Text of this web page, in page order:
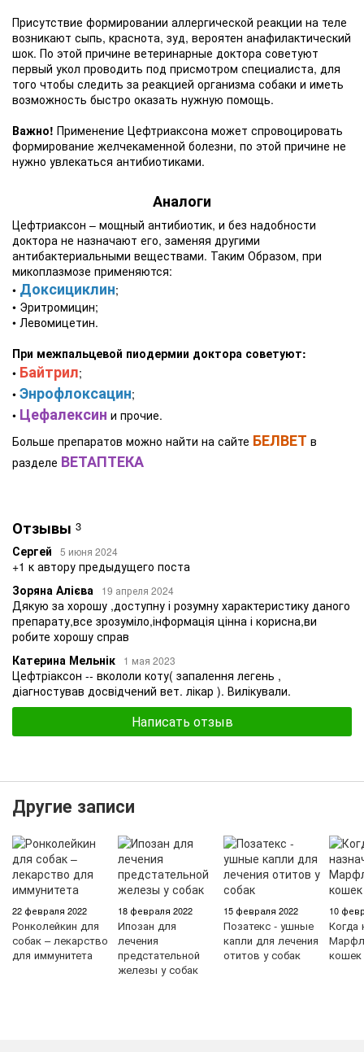
Присутствие формировании аллергической реакции на теле
возникают сыпь, краснота, зуд, вероятен анафилактический
шок. По этой причине ветеринарные доктора советуют
первый укол проводить под присмотром специалиста, для
того чтобы следить за реакцией организма собаки и иметь
возможность быстро оказать нужную помощь.
Важно! Применение Цефтриаксона может спровоцировать
формирование желчекаменной болезни, по этой причине не
нужно увлекаться антибиотиками.
Аналоги
Цефтриаксон – мощный антибиотик, и без надобности
доктора не назначают его, заменяя другими
антибактериальными веществами. Таким Образом, при
микоплазмозе применяются:
• Доксициклин;
• Эритромицин;
• Левомицетин.
При межпальцевой пиодермии доктора советуют:
• Байтрил;
• Энрофлоксацин;
• Цефалексин и прочие.
Больше препаратов можно найти на сайте БЕЛВЕТ в
разделе ВЕТАПТЕКА
Отзывы 3
Сергей 5 июня 2024
+1 к автору предыдущего поста
Зоряна Алієва
19 апреля 2024
Дякую за хорошу ,доступну і розумну характеристику даного
препарату,все зрозуміло,інформація цінна і корисна,ви
робите хорошу справ
Катерина Мельнік
1 мая 2023
Цефтріаксон -- вкололи коту( запалення легень ,
діагностував досвідчений вет. лікар ). Вилікували.
Написать отзыв
Другие записи
22 февраля 2022
Ронколейкин для
собак – лекарство
для иммунитета
18 февраля 2022
Ипозан для
лечения
предстательной
железы у собак
15 февраля 2022
Позатекс - ушные
капли для лечения
отитов у собак
10
Когда
кошек